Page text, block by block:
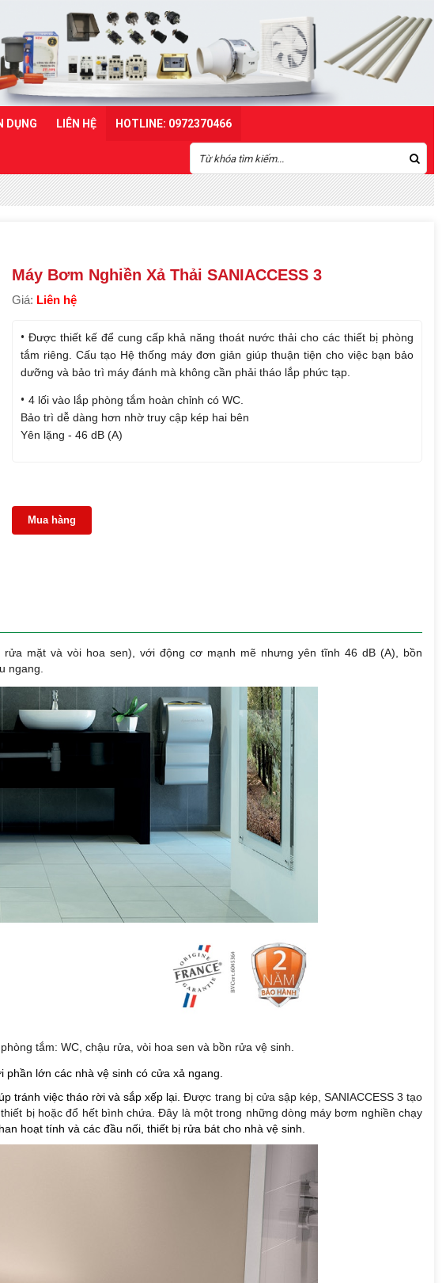
DỤNG LIÊN HỆ HOTLINE: 0972370466
Máy Bơm Nghiền Xả Thải SANIACCESS 3
Giá: Liên hệ
Được thiết kế để cung cấp khả năng thoát nước thải cho các thiết bị phòng
tắm riêng. Cấu tạo Hệ thống máy đơn giản giúp thuận tiện cho việc bạn bảo
dưỡng và bảo trì máy đánh mà không cần phải tháo lắp phức tạp.
4 lối vào lắp phòng tắm hoàn chỉnh có WC.
Bảo trì dễ dàng hơn nhờ truy cập kép hai bên
Yên lặng - 46 dB (A)
Mua hàng
rửa mặt và vòi hoa sen), với động cơ mạnh mẽ nhưng yên tĩnh 46 dB (A) , bồn
ngang.
tắm: WC, chậu rửa, vòi hoa sen và bồn rửa vệ sinh.
lớn các nhà vệ sinh có cửa xả ngang.
tránh việc tháo rời và sắp xếp lại.Được trang bị cửa sập kép, SANIACCESS 3 tạo
bị hoặc đổ hết bình chứa. Đây là một trong những dòng máy bơm nghiền chạy
hoạt tính và các đầu nối, thiết bị rửa bát cho nhà vệ sinh.